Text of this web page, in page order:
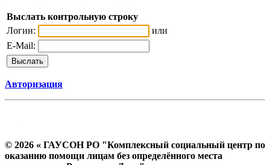
Выслать контрольную строку
Логин:
или
E-Mail:
Авторизация
© 2026 « ГАУСОН РО "Комплексный социальный центр по
оказанию помощи лицам без определённого места